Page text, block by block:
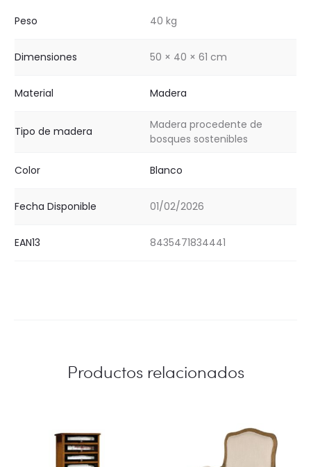
Peso 40 kg
Dimensiones 50 × 40 × 61 cm
Material Madera
Tipo de madera
Madera procedente de
bosques sostenibles
Color Blanco
Fecha Disponible 01/02/2026
EAN13 8435471834441
Productos relacionados